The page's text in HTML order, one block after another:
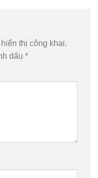
thị công khai.
dấu *